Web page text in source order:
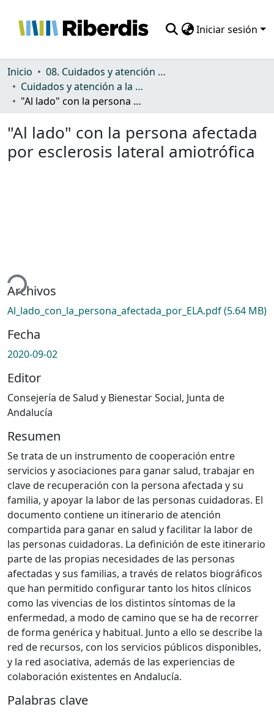
Iniciar sesión
Comunidades
Todo DSpace
Inicio
08. Cuidados y atención a la dependencia
Cuidados y atención a la dependencia
"Al lado" con la persona afectada por esclerosis lateral amiotrófica
"Al lado" con la persona afectada
por esclerosis lateral amiotrófica
Archivos
Al_lado_con_la_persona_afectada_por_ELA.pdf(5.64 MB)
Fecha
2020-09-02
Editor
Consejería de Salud y Bienestar Social, Junta de
Andalucía
Resumen
Se trata de un instrumento de cooperación entre
servicios y asociaciones para ganar salud, trabajar en
clave de recuperación con la persona afectada y su
familia, y apoyar la labor de las personas cuidadoras. El
documento contiene un itinerario de atención
compartida para ganar en salud y facilitar la labor de
las personas cuidadoras. La definición de este itinerario
parte de las propias necesidades de las personas
afectadas y sus familias, a través de relatos biográficos
que han permitido configurar tanto los hitos clínicos
como las vivencias de los distintos síntomas de la
enfermedad, a modo de camino que se ha de recorrer
de forma genérica y habitual. Junto a ello se describe la
red de recursos, con los servicios públicos disponibles,
y la red asociativa, además de las experiencias de
colaboración existentes en Andalucía.
Palabras clave